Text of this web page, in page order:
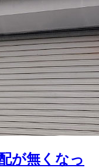
が無くなっ